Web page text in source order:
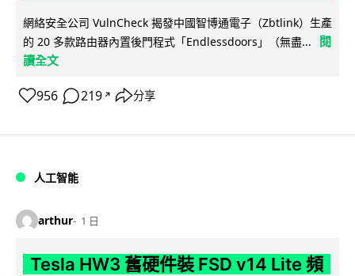
網絡安全公司 VulnCheck 揭發中國智博通電子（Zbtlink）生產
的 20 多款路由器內置後門程式「Endlessdoors」（無盡...
閱
讀全文
956 219 ↗ 分享
人工智能
arthur 1 日
Tesla HW3 舊硬件裝 FSD v14 Lite 頻